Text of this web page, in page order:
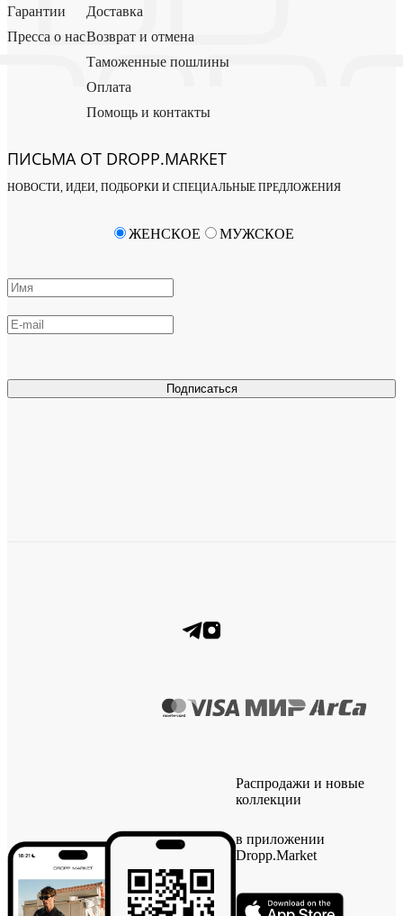
Гарантии
Пресса о нас
Доставка
Возврат и отмена
Таможенные пошлины
Оплата
Помощь и контакты
ПИСЬМА ОТ DROPP.MARKET
НОВОСТИ, ИДЕИ, ПОДБОРКИ И СПЕЦИАЛЬНЫЕ ПРЕДЛОЖЕНИЯ
Подписаться
ЖЕНСКОЕ МУЖСКОЕ
Распродажи и новые
коллекции
в приложении
Dropp.Market